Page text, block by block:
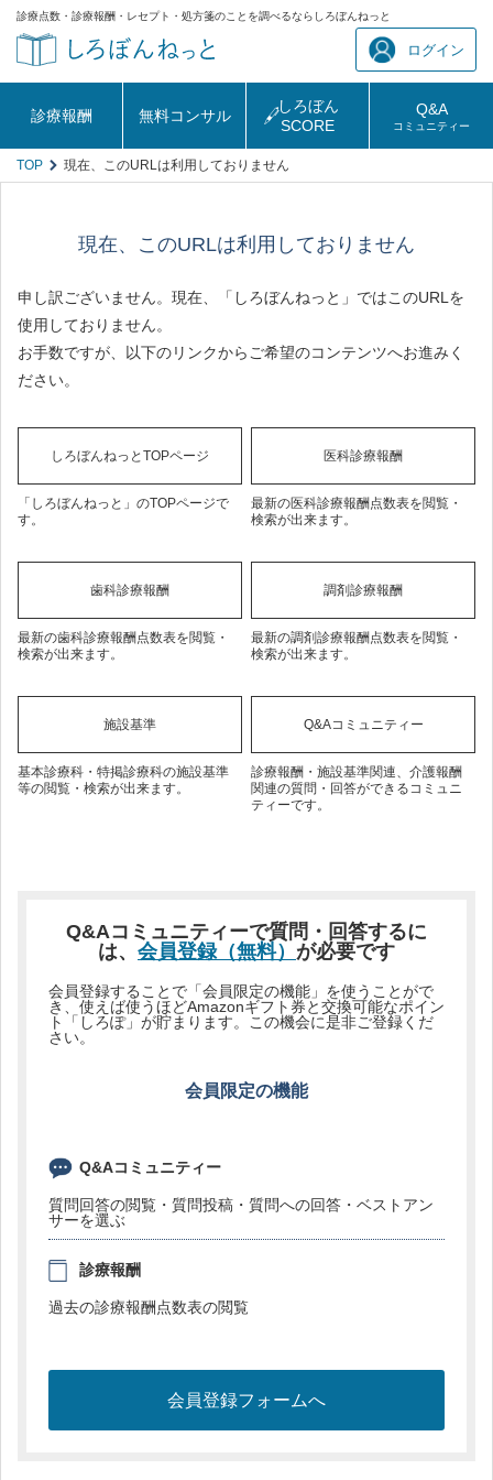
診療点数・診療報酬・レセプト・処方箋のことを調べるならしろぼんねっと
ログイン
診療報酬 無料コンサル
しろぼん
SCORE
Q&A
コミュニティー
TOP 現在、このURLは利用しておりません
現在、このURLは利用しておりません
申し訳ございません。現在、「しろぼんねっと」ではこのURLを
使用しておりません。
お手数ですが、以下のリンクからご希望のコンテンツへお進みく
ださい。
しろぼんねっとTOPページ
「しろぼんねっと」のTOPページで
す。
医科診療報酬
最新の医科診療報酬点数表を閲覧・
検索が出来ます。
歯科診療報酬
最新の歯科診療報酬点数表を閲覧・
検索が出来ます。
調剤診療報酬
最新の調剤診療報酬点数表を閲覧・
検索が出来ます。
施設基準
基本診療科・特掲診療科の施設基準
等の閲覧・検索が出来ます。
Q&Aコミュニティー
診療報酬・施設基準関連、介護報酬
関連の質問・回答ができるコミュニ
ティーです。
Q&Aコミュニティーで質問・回答するに
は、 会員登録（無料） が必要です
会員登録することで「会員限定の機能」を使うことがで
き、使えば使うほどAmazonギフト券と交換可能なポイン
ト「しろぽ」が貯まります。この機会に是非ご登録くだ
さい。
会員限定の機能
Q&Aコミュニティー
質問回答の閲覧・質問投稿・質問への回答・ベストアン
サーを選ぶ
診療報酬
過去の診療報酬点数表の閲覧
会員登録フォームへ